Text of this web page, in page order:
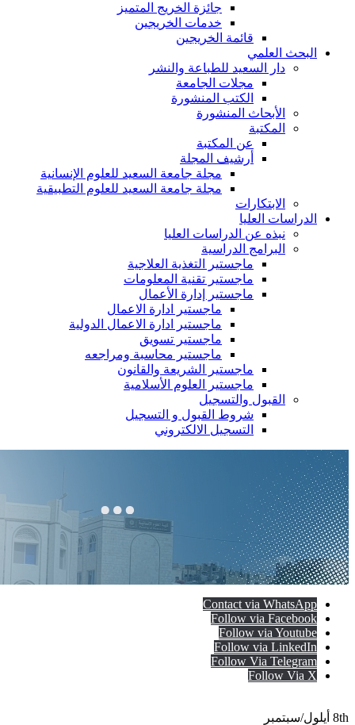
جائزة الخريج المتميز
خدمات الخريجين
قائمة الخريجين
البحث العلمي
دار السعيد للطباعة والنشر
مجلات الجامعة
الكتب المنشورة
الأبحاث المنشورة
المكتبة
عن المكتبة
أرشيف المجلة
مجلة جامعة السعيد للعلوم الإنسانية
مجلة جامعة السعيد للعلوم التطبيقية
الابتكارات
الدراسات العليا
نبذه عن الدراسات العليا
البرامج الدراسية
ماجستير التغذية العلاجية
ماجستير تقنية المعلومات
ماجستير إدارة الأعمال
ماجستير ادارة الاعمال
ماجستير ادارة الاعمال الدولية
ماجستير تسويق
ماجستير محاسبة ومراجعه
ماجستير الشريعة والقانون
ماجستير العلوم الأسلامية
القبول والتسجيل
شروط القبول و التسجيل
التسجيل الالكتروني
Contact via WhatsApp
Follow via Facebook
Follow via Youtube
Follow via LinkedIn
Follow Via Telegram
Follow Via X
8th أيلول/سبتمبر